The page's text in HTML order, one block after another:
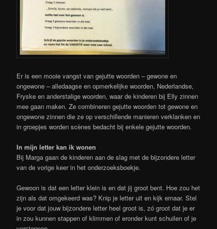
Er is een mooie vangst van gejutte woorden – gewone en
ongewone – alledaagse en opmerkelijke woorden, Nederlandse,
Fryske en anderstalige woorden, waar de kinderen bij Elly zinnen
mee gaan maken. Ze combineren gejutte woorden tot gewone en
ongewone zinnen die ze op verschillende manieren verklanken en
in groepjes worden scènes bedacht bij enkele gejutte woorden.
In mijn letter kan ik wonen
Bij Marga gaan de kinderen aan de slag met de bijzondere letter
van de vorige keer in het onderzoeksboekje.
Gewoon is dat een letter klein is en dat jij groot bent. Hoe zou het
zijn als dat omgekeerd was? Knip je letter uit en kijk ernaar. Stel
je voor dat jouw bijzondere letter heel groot is, zó groot dat je er
in zou kunnen stappen of klimmen of eronder kunt schuilen of je